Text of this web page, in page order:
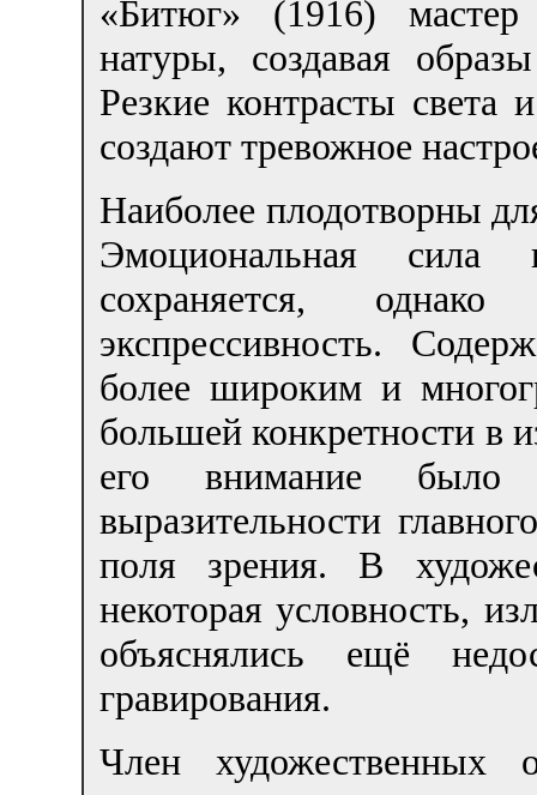
«Битюг» (1916)
натуры, создавая
Резкие контрасты света
создают тревожное
Наиболее плодотворны
Эмоциональная
сохраняется,
экспрессивность.
более широким и
большей конкретности в
его внимание было
выразительности
поля зрения. В
некоторая условность,
объяснялись ещё
гравирования.
Член